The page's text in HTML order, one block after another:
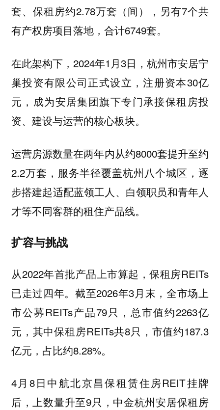
套、保租房约2.78万套（间），另有7个共
有产权房项目落地，合计6749套。
在此架构下，2024年1月3日，杭州市安居宁
巢投资有限公司正式设立，注册资本30亿
元，成为安居集团旗下专门承接保租房投
资、建设与运营的核心板块。
运营房源数量在两年内从约8000套提升至约
2.2万套，服务半径覆盖杭州八个城区，逐
步搭建起适配蓝领工人、白领职员和青年人
才等不同客群的租住产品线。
扩容与挑战
从2022年首批产品上市算起，保租房REITs
已走过四年。截至2026年3月末，全市场上
市公募REITs产品79只，总市值约2263亿
元，其中保租房REITs共8只，市值约187.3
亿元，占比约8.28%。
4月8日中航北京昌保租赁住房REIT挂牌
后，上数量升至9只，中金杭州安居保租房